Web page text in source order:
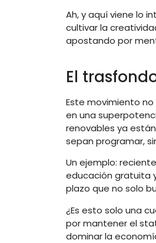
Ah, y aquí viene lo
cultivar la
apostando por
El
Este movimiento
en una
renovables ya
sepan programar,
Un ejemplo:
educación gratuita
plazo que no solo
¿Es esto solo una
por mantener el
dominar la